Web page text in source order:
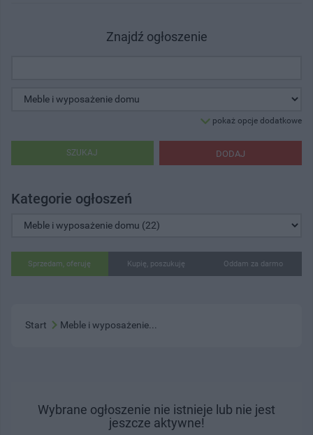
Znajdź ogłoszenie
pokaż opcje dodatkowe
DODAJ
SZUKAJ
Kategorie ogłoszeń
Sprzedam, oferuję Kupię, poszukuję Oddam za darmo
Start Meble i wyposażenie...
Wybrane ogłoszenie nie istnieje lub nie jest
jeszcze aktywne!